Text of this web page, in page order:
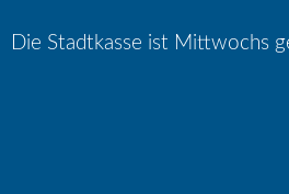
Die Stadtkasse ist Mittwochs